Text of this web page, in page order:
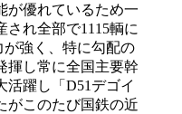
が優れているため一
れ全部で1115輌に
強く、特に勾配の
揮し常に全国主要幹
活躍し「D51デゴイ
がこのたび国鉄の近